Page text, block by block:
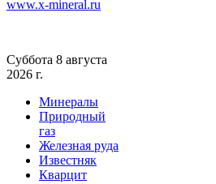
www.x-mineral.ru
Суббота 8 августа
2026 г.
Минералы
Природный
газ
Железная руда
Известняк
Кварцит